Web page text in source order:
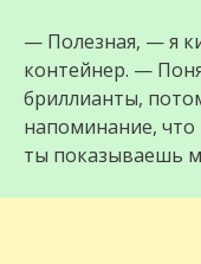
— Полезная, — я
контейнер. —
бриллианты,
напоминание, что
ты показываешь